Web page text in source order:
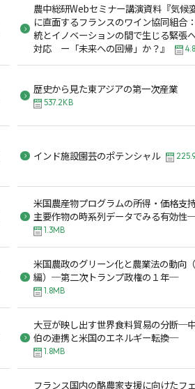
農中総研Webセミナー講演資料『気候
に直面するフランスのワイン協同組合
統とイノベーションの間で生じる緊張
対応 ー「未来への回帰」か？』
歴史から見た東アジアの第一次産業
537.2KB
インド施設園芸のポテンシャル
米国農産物プログラムの所得・価格支
主要作物の時系列データでみる有効性
1.3MB
米国農政のグリーン化と農業法の動向
編）─第二次トランプ政権の１年─
1.8MB
大豆が映し出す世界食料貿易の分断─
伯の連携と米国のエネルギー転換─
1.8MB
フランス国内の酪農家支援に向けたフ